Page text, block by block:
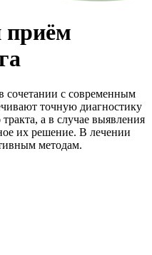
приём
сочетании с современным
точную диагностику
а в случае выявления
их решение. В лечении
методам.